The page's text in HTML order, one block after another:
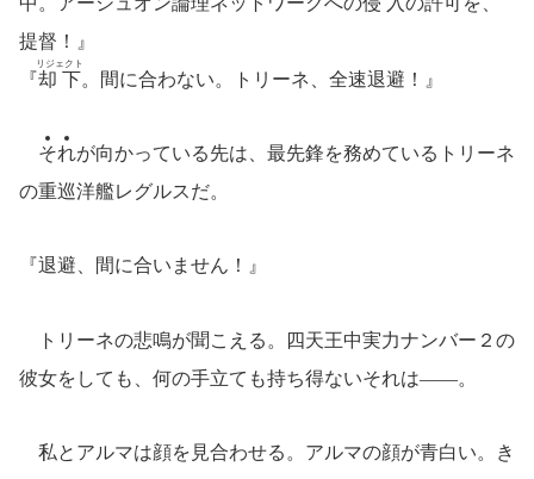
提督！』
『却下
リジェクト
。間に合わない。トリーネ、全速退避！』
それが向かっている先は、最先鋒を務めているトリーネ
の重巡洋艦レグルスだ。
『退避、間に合いません！』
トリーネの悲鳴が聞こえる。四天王中実力ナンバー２の
彼女をしても、何の手立ても持ち得ないそれは――。
私とアルマは顔を見合わせる。アルマの顔が青白い。き